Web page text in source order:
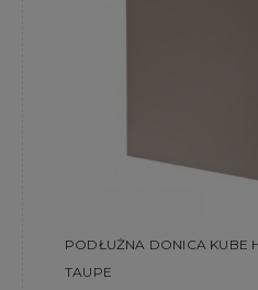
PODŁUŻNA DONICA KUBE
TAUPE